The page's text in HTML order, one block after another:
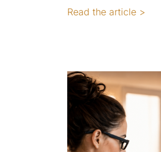
Read the article >